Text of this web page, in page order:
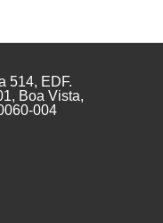
514, EDF.
Boa Vista,
004